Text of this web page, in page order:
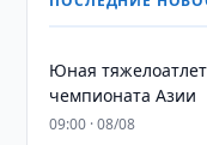
Юная
чемпионата Азии
09:00 · 08/08